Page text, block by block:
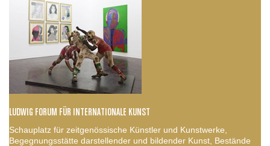
LUDWIG FORUM FÜR INTERNATIONALE KUNST
Schauplatz für zeitgenössische Künstler und Kunstwerke,
Begegnungsstätte darstellender und bildender Kunst, Bestände